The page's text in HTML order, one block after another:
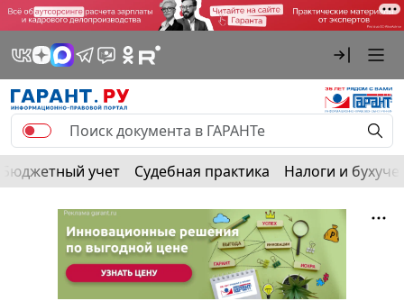
Бюджетный учет Судебная практика Налоги и